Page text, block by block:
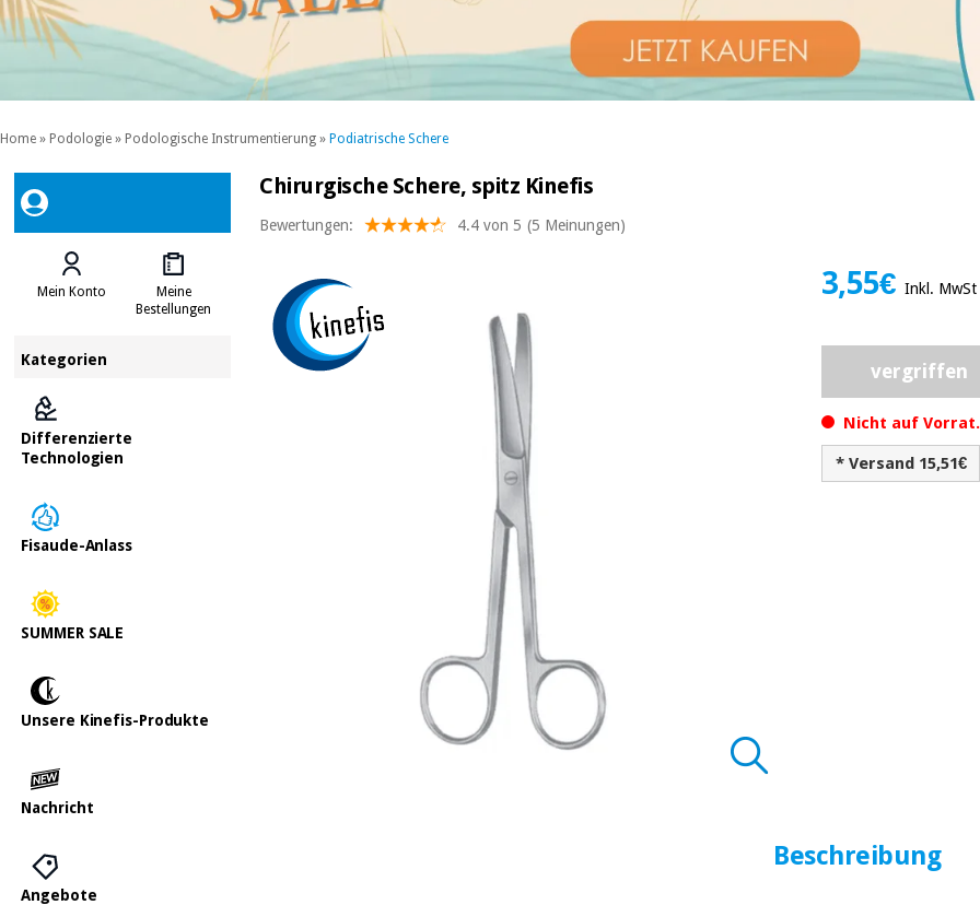
Home » Podologie » Podologische Instrumentierung » Podiatrische Schere
Mein Konto
Meine
Bestellungen
Kategorien
Differenzierte
Technologien
Fisaude-Anlass
SUMMER SALE
Unsere Kinefis-Produkte
Nachricht
Angebote
Chirurgische Schere, spitz Kinefis
Bewertungen: 4.4 von 5 (5 Meinungen)
3,55€Inkl. MwSt
vergriffen
Nicht auf Vorrat.
* Versand 15,51€
Beschreibung